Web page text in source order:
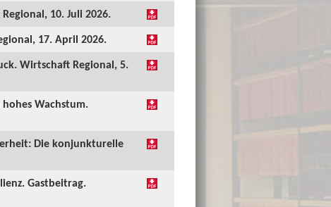
10. Juli 2026.
17. April 2026.
Wirtschaft Regional, 5.
Wachstum.
Die konjunkturelle
Gastbeitrag.